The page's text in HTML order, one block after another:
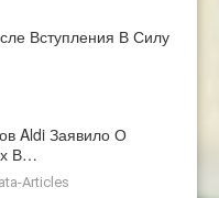
Вступления В Силу
Aldi Заявило О
В…
Articles